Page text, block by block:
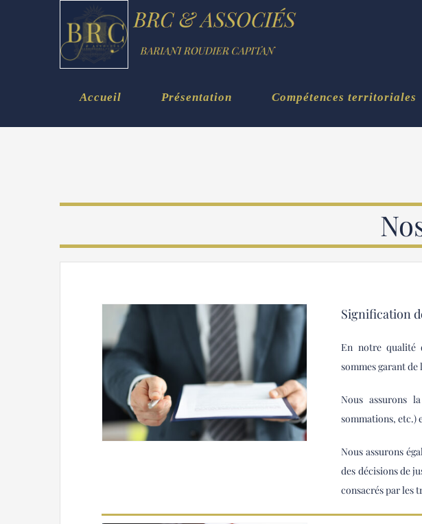
Accueil Présentation Compétences territoriales
Signification
En notre qualité
sommes garant
Nous assurons
sommations, etc.)
Nous assurons
des décisions de
consacrés par les